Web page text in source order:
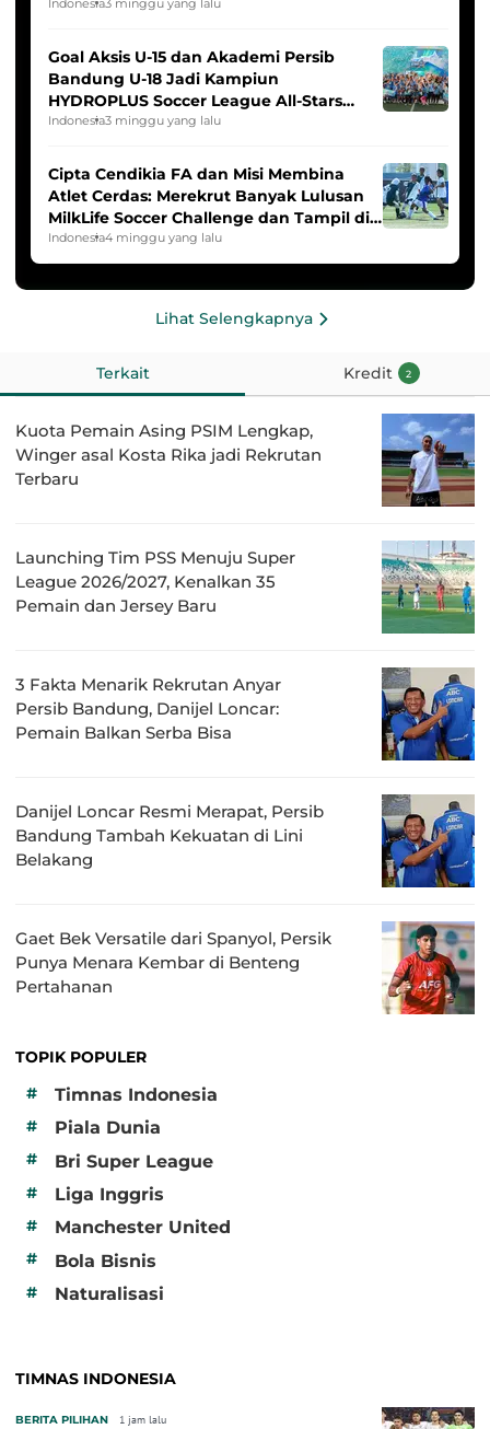
Goal Aksis U-15 dan Akademi Persib
Bandung U-18 Jadi Kampiun
HYDROPLUS Soccer League All-Stars
2025/2026
Indonesia3 minggu yang lalu
Cipta Cendikia FA dan Misi Membina
Atlet Cerdas: Merekrut Banyak Lulusan
MilkLife Soccer Challenge dan Tampil di
HYDROPLUS Soccer League
Indonesia4 minggu yang lalu
Lihat Selengkapnya
Terkait Kredit 2
Kuota Pemain Asing PSIM Lengkap,
Winger asal Kosta Rika jadi Rekrutan
Terbaru
Launching Tim PSS Menuju Super
League 2026/2027, Kenalkan 35
Pemain dan Jersey Baru
3 Fakta Menarik Rekrutan Anyar
Persib Bandung, Danijel Loncar:
Pemain Balkan Serba Bisa
Danijel Loncar Resmi Merapat, Persib
Bandung Tambah Kekuatan di Lini
Belakang
Gaet Bek Versatile dari Spanyol, Persik
Punya Menara Kembar di Benteng
Pertahanan
TOPIK POPULER
#
Timnas Indonesia
# Piala Dunia
# Bri Super League
# Liga Inggris
# Manchester United
# Bola Bisnis
# Naturalisasi
TIMNAS INDONESIA
BERITA PILIHAN 1 jam lalu